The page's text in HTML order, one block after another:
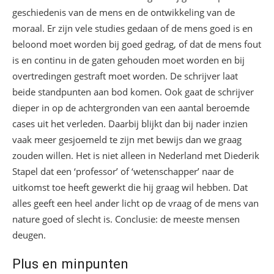
geschiedenis van de mens en de ontwikkeling van de
moraal. Er zijn vele studies gedaan of de mens goed is en
beloond moet worden bij goed gedrag, of dat de mens fout
is en continu in de gaten gehouden moet worden en bij
overtredingen gestraft moet worden. De schrijver laat
beide standpunten aan bod komen. Ook gaat de schrijver
dieper in op de achtergronden van een aantal beroemde
cases uit het verleden. Daarbij blijkt dan bij nader inzien
vaak meer gesjoemeld te zijn met bewijs dan we graag
zouden willen. Het is niet alleen in Nederland met Diederik
Stapel dat een ‘professor’ of ‘wetenschapper’ naar de
uitkomst toe heeft gewerkt die hij graag wil hebben. Dat
alles geeft een heel ander licht op de vraag of de mens van
nature goed of slecht is. Conclusie: de meeste mensen
deugen.
Plus en minpunten